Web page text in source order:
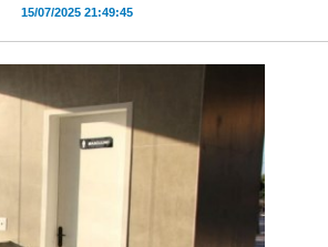
15/07/2025 21:49:45